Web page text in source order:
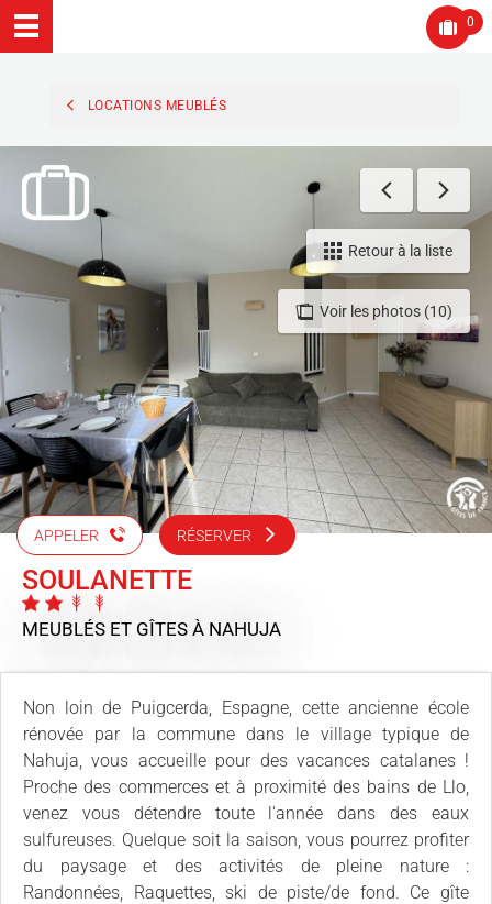
0
LOCATIONS MEUBLÉS
Voir les photos (10)
Retour à la liste
APPELER RÉSERVER
SOULANETTE
MEUBLÉS ET GÎTES À NAHUJA
Non loin de Puigcerda, Espagne, cette ancienne école
rénovée par la commune dans le village typique de
Nahuja, vous accueille pour des vacances catalanes !
Proche des commerces et à proximité des bains de Llo,
venez vous détendre toute l'année dans des eaux
sulfureuses. Quelque soit la saison, vous pourrez profiter
du paysage et des activités de pleine nature :
Randonnées, Raquettes, ski de piste/de fond. Ce gîte